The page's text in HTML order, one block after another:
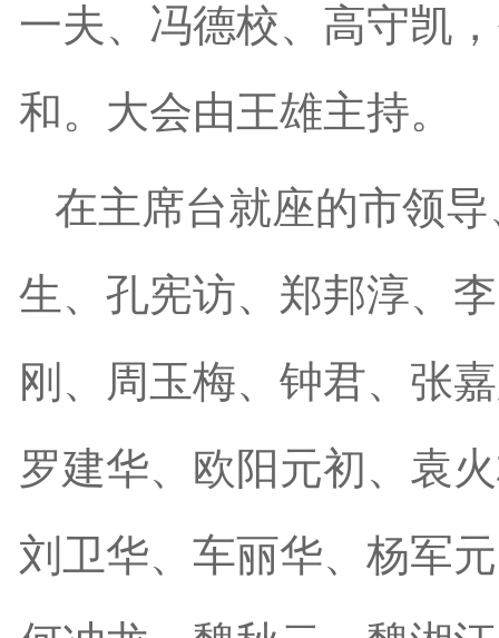
一夫、冯德校、高守凯
和。大会由王雄主持。
在主席台就座的市领
生、孔宪访、郑邦淳、
刚、周玉梅、钟君、张
罗建华、欧阳元初、袁
刘卫华、车丽华、杨军